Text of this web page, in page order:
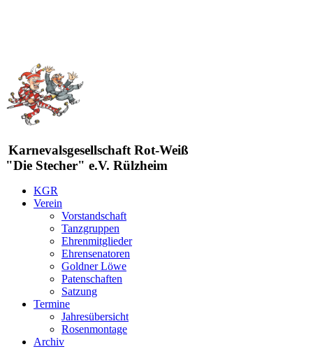
Karnevalsgesellschaft Rot-Weiß
"Die Stecher" e.V. Rülzheim
KGR
Verein
Vorstandschaft
Tanzgruppen
Ehrenmitglieder
Ehrensenatoren
Goldner Löwe
Patenschaften
Satzung
Termine
Jahresübersicht
Rosenmontage
Archiv